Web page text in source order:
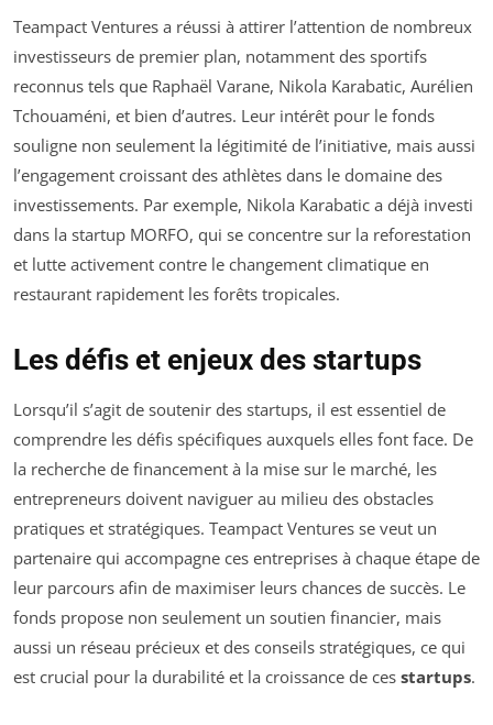
Teampact Ventures a réussi à attirer l’attention de nombreux
investisseurs de premier plan, notamment des sportifs
reconnus tels que Raphaël Varane, Nikola Karabatic, Aurélien
Tchouaméni, et bien d’autres. Leur intérêt pour le fonds
souligne non seulement la légitimité de l’initiative, mais aussi
l’engagement croissant des athlètes dans le domaine des
investissements. Par exemple, Nikola Karabatic a déjà investi
dans la startup MORFO, qui se concentre sur la reforestation
et lutte activement contre le changement climatique en
restaurant rapidement les forêts tropicales.
Les défis et enjeux des startups
Lorsqu’il s’agit de soutenir des startups, il est essentiel de
comprendre les défis spécifiques auxquels elles font face. De
la recherche de financement à la mise sur le marché, les
entrepreneurs doivent naviguer au milieu des obstacles
pratiques et stratégiques. Teampact Ventures se veut un
partenaire qui accompagne ces entreprises à chaque étape de
leur parcours afin de maximiser leurs chances de succès. Le
fonds propose non seulement un soutien financier, mais
aussi un réseau précieux et des conseils stratégiques, ce qui
est crucial pour la durabilité et la croissance de ces startups.